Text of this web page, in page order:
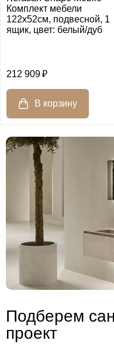
Комплект мебели
122х52см, подвесной, 1
ящик, цвет: белый/дуб
212 909
Подберем
проект